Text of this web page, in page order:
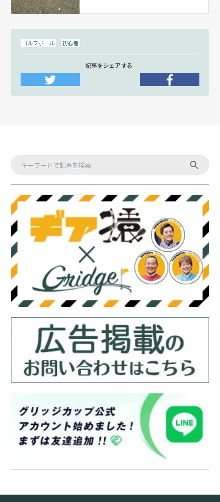
ゴルフボール 初心者
記事をシェアする